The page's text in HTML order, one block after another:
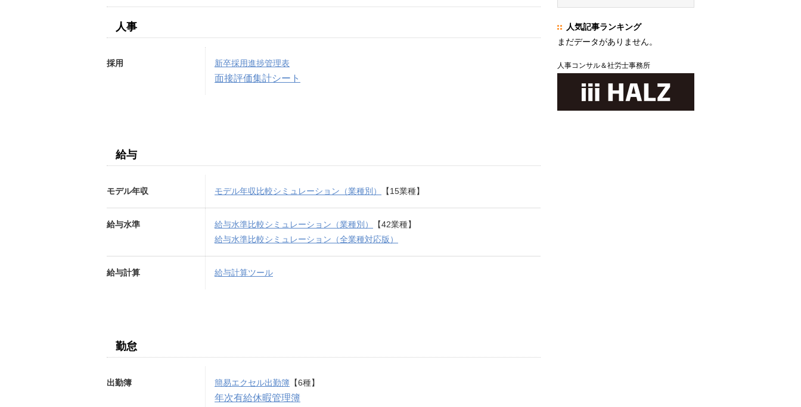
人事
採用 新卒採用進捗管理表
面接評価集計シート
給与
モデル年収 モデル年収比較シミュレーション（業種別） 【15業種】
給与水準 給与水準比較シミュレーション（業種別）
【42業種】
給与水準比較シミュレーション（全業種対応版）
給与計算 給与計算ツール
勤怠
出勤簿 簡易エクセル出勤簿 【6種】
年次有給休暇管理簿
人気記事ランキング
まだデータがありません。
人事コンサル＆社労士事務所